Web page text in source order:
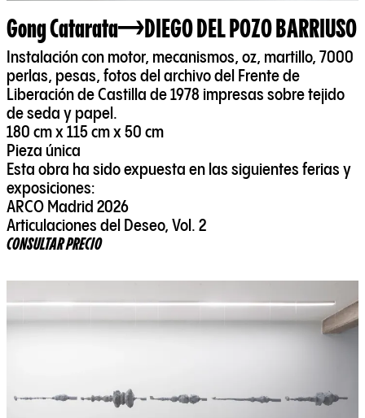
Gong Catarata DIEGO DEL POZO BARRIUSO
Instalación con motor, mecanismos, oz, martillo, 7000
perlas, pesas, fotos del archivo del Frente de
Liberación de Castilla de 1978 impresas sobre tejido
de seda y papel.
180 cm x 115 cm x 50 cm
Pieza única
Esta obra ha sido expuesta en las siguientes ferias y
exposiciones:
ARCO Madrid 2026
Articulaciones del Deseo, Vol. 2
CONSULTAR PRECIO